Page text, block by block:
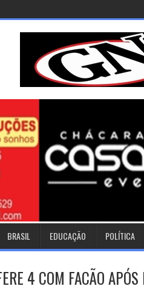
BRASIL EDUCAÇÃO POLÍTICA
4 COM FACÃO